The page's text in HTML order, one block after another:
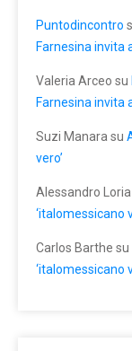
Puntodincontro
Farnesina invita
Valeria Arceo su
Farnesina invita
Suzi Manara su
vero’
Alessandro Loria
‘italomessicano
Carlos Barthe su
‘italomessicano